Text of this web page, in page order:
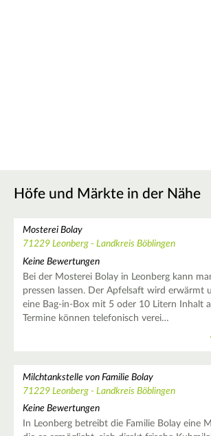
Höfe und Märkte in der Nähe
Mosterei Bolay
71229 Leonberg - Landkreis Böblingen
Keine Bewertungen
Bei der Mosterei Bolay in Leonberg kann
pressen lassen. Der Apfelsaft wird erwärmt
eine Bag-in-Box mit 5 oder 10 Litern Inhalt
Termine können telefonisch verei…
Milchtankstelle von Familie Bolay
71229 Leonberg - Landkreis Böblingen
Keine Bewertungen
In Leonberg betreibt die Familie Bolay eine